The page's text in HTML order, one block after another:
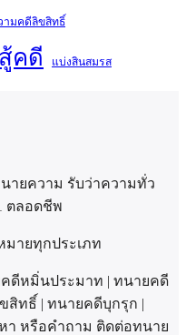
ามคดีลิขสิทธิ์
สู้คดี แบ่งสินสมรส
ายความ รับว่าความทั่ว
ตลอดชีพ
ายทุกประเภท
ดีหมิ่นประมาท | ทนายคดี
สิทธิ์ | ทนายคดีบุกรุก |
หรือคำถาม ติดต่อทนาย